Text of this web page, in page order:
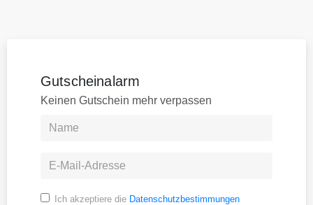
Gutscheinalarm
Keinen Gutschein mehr verpassen
Ich akzeptiere die Datenschutzbestimmungen